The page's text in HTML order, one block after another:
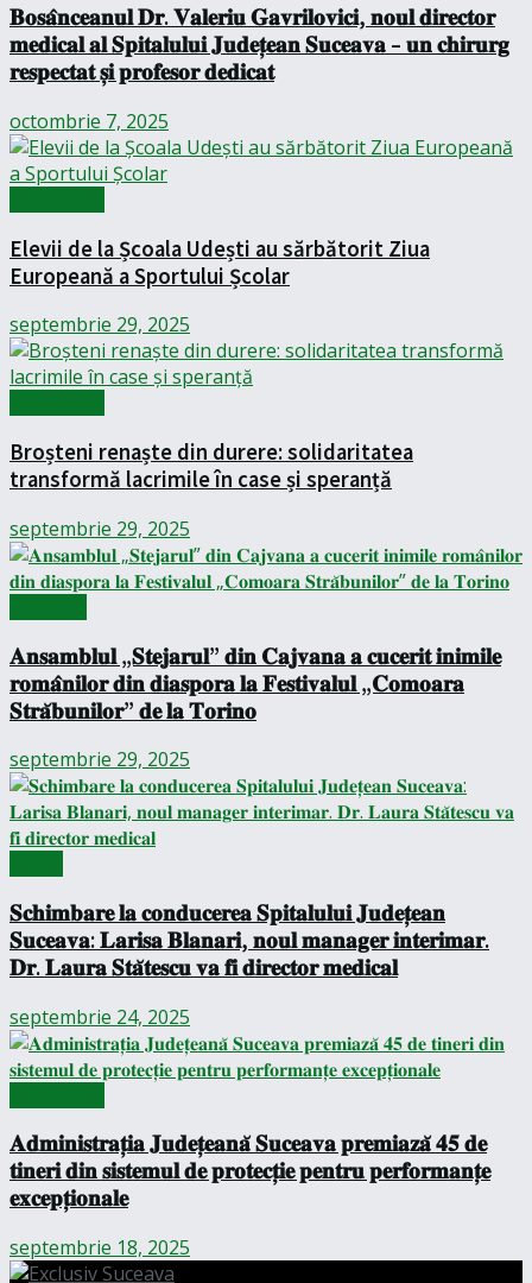
𝐁𝐨𝐬𝐚̂𝐧𝐜𝐞𝐚𝐧𝐮𝐥 𝐃𝐫. 𝐕𝐚𝐥𝐞𝐫𝐢𝐮 𝐆𝐚𝐯𝐫𝐢𝐥𝐨𝐯𝐢𝐜𝐢, 𝐧𝐨𝐮𝐥 𝐝𝐢𝐫𝐞𝐜𝐭𝐨𝐫
𝐦𝐞𝐝𝐢𝐜𝐚𝐥 𝐚𝐥 𝐒𝐩𝐢𝐭𝐚𝐥𝐮𝐥𝐮𝐢 𝐉𝐮𝐝𝐞𝐭̦𝐞𝐚𝐧 𝐒𝐮𝐜𝐞𝐚𝐯𝐚 – 𝐮𝐧 𝐜𝐡𝐢𝐫𝐮𝐫𝐠
𝐫𝐞𝐬𝐩𝐞𝐜𝐭𝐚𝐭 𝐬̦𝐢 𝐩𝐫𝐨𝐟𝐞𝐬𝐨𝐫 𝐝𝐞𝐝𝐢𝐜𝐚𝐭
octombrie 7, 2025
Elevii de la Școala Udești au sărbătorit Ziua
Europeană a Sportului Școlar
septembrie 29, 2025
Broșteni renaște din durere: solidaritatea
transformă lacrimile în case și speranță
septembrie 29, 2025
𝐀𝐧𝐬𝐚𝐦𝐛𝐥𝐮𝐥 „𝐒𝐭𝐞𝐣𝐚𝐫𝐮𝐥” 𝐝𝐢𝐧 𝐂𝐚𝐣𝐯𝐚𝐧𝐚 𝐚 𝐜𝐮𝐜𝐞𝐫𝐢𝐭 𝐢𝐧𝐢𝐦𝐢𝐥𝐞
𝐫𝐨𝐦𝐚̂𝐧𝐢𝐥𝐨𝐫 𝐝𝐢𝐧 𝐝𝐢𝐚𝐬𝐩𝐨𝐫𝐚 𝐥𝐚 𝐅𝐞𝐬𝐭𝐢𝐯𝐚𝐥𝐮𝐥 „𝐂𝐨𝐦𝐨𝐚𝐫𝐚
𝐒𝐭𝐫𝐚̆𝐛𝐮𝐧𝐢𝐥𝐨𝐫” 𝐝𝐞 𝐥𝐚 𝐓𝐨𝐫𝐢𝐧𝐨
septembrie 29, 2025
𝐒𝐜𝐡𝐢𝐦𝐛𝐚𝐫𝐞 𝐥𝐚 𝐜𝐨𝐧𝐝𝐮𝐜𝐞𝐫𝐞𝐚 𝐒𝐩𝐢𝐭𝐚𝐥𝐮𝐥𝐮𝐢 𝐉𝐮𝐝𝐞𝐭̦𝐞𝐚𝐧
𝐒𝐮𝐜𝐞𝐚𝐯𝐚: 𝐋𝐚𝐫𝐢𝐬𝐚 𝐁𝐥𝐚𝐧𝐚𝐫𝐢, 𝐧𝐨𝐮𝐥 𝐦𝐚𝐧𝐚𝐠𝐞𝐫 𝐢𝐧𝐭𝐞𝐫𝐢𝐦𝐚𝐫.
𝐃𝐫. 𝐋𝐚𝐮𝐫𝐚 𝐒𝐭𝐚̆𝐭𝐞𝐬𝐜𝐮 𝐯𝐚 𝐟𝐢 𝐝𝐢𝐫𝐞𝐜𝐭𝐨𝐫 𝐦𝐞𝐝𝐢𝐜𝐚𝐥
septembrie 24, 2025
𝐀𝐝𝐦𝐢𝐧𝐢𝐬𝐭𝐫𝐚𝐭̦𝐢𝐚 𝐉𝐮𝐝𝐞𝐭̦𝐞𝐚𝐧𝐚̆ 𝐒𝐮𝐜𝐞𝐚𝐯𝐚 𝐩𝐫𝐞𝐦𝐢𝐚𝐳𝐚̆ 𝟒𝟓 𝐝𝐞
𝐭𝐢𝐧𝐞𝐫𝐢 𝐝𝐢𝐧 𝐬𝐢𝐬𝐭𝐞𝐦𝐮𝐥 𝐝𝐞 𝐩𝐫𝐨𝐭𝐞𝐜𝐭̦𝐢𝐞 𝐩𝐞𝐧𝐭𝐫𝐮 𝐩𝐞𝐫𝐟𝐨𝐫𝐦𝐚𝐧𝐭̦𝐞
𝐞𝐱𝐜𝐞𝐩𝐭̦𝐢𝐨𝐧𝐚𝐥𝐞
septembrie 18, 2025